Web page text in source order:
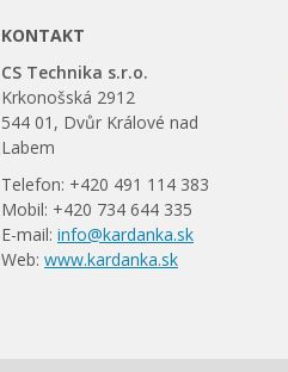
KONTAKT
CS Technika s.r.o.
Krkonošská 2912
544 01, Dvůr Králové nad
Labem
Telefon: +420 491 114 383
Mobil: +420 734 644 335
E-mail: info@kardanka.sk
Web: www.kardanka.sk